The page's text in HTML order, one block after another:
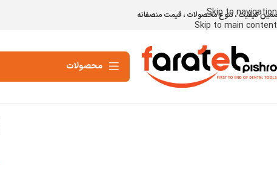
Skip to navigation
Skip to main content
کیفیت ، تنوع محصولات ، قیمت منصفانه
محصولات
برای بزرگنمایی کلیک کنید